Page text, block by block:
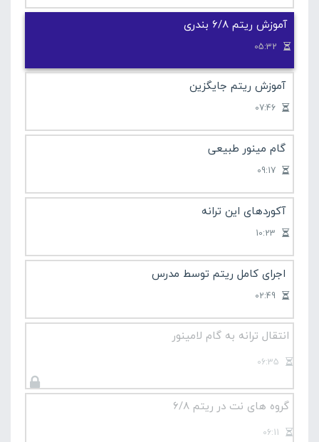
آموزش ریتم 6/8 بندری
آموزش ریتم جایگزین
گام مینور طبیعی
آکوردهای این ترانه
اجرای کامل ریتم توسط مدرس
انتقال ترانه به گام لامینور
گروه های نت در ریتم 6/8